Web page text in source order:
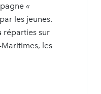
«
les jeunes.
réparties sur
les